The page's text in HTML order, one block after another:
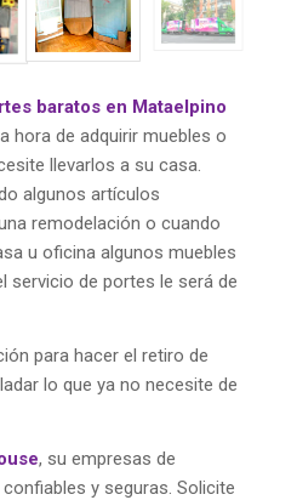
baratos en Mataelpino
hora de adquirir muebles o
llevarlos a su casa.
algunos artículos
remodelación o cuando
u oficina algunos muebles
servicio de portes le será de
para hacer el retiro de
lo que ya no necesite de
, su empresas de
y seguras. Solicite